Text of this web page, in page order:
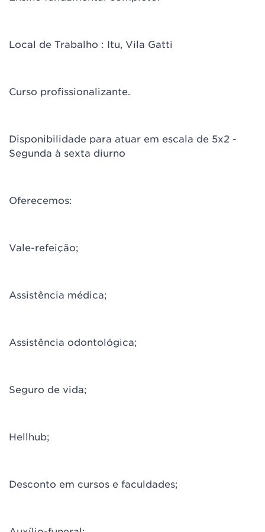
Local de Trabalho : Itu, Vila Gatti
Curso profissionalizante.
Disponibilidade para atuar em escala de 5x2 -
Segunda à sexta diurno
Oferecemos:
Vale-refeição;
Assistência médica;
Assistência odontológica;
Seguro de vida;
Hellhub;
Desconto em cursos e faculdades;